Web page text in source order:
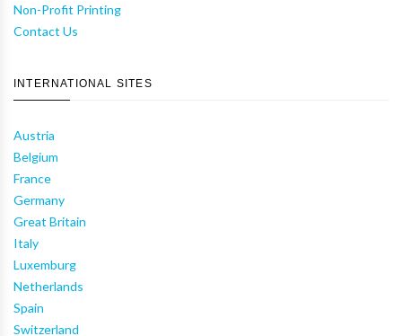
Non-Profit Printing
Contact Us
INTERNATIONAL SITES
Austria
Belgium
France
Germany
Great Britain
Italy
Luxemburg
Netherlands
Spain
Switzerland